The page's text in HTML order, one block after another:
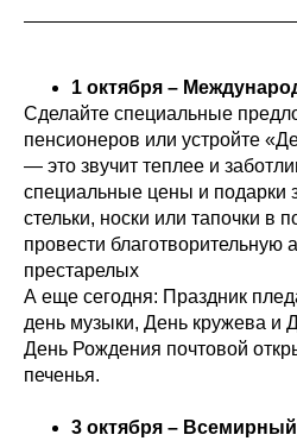
1 октября –
Сделайте специальные
пенсионеров или устройте
— это звучит теплее и
специальные цены и подарки
стельки, носки или тапочки в
провести
престарелых
А еще сегодня: Праздник
день музыки, День кружева и
День Рождения почтовой
печенья.
3 октября –